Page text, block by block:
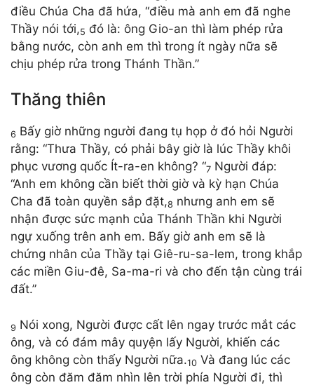
điều Chúa Cha đã hứa, “điều mà anh em đã nghe
Thầy nói tới,5 đó là: ông Gio-an thì làm phép rửa
bằng nước, còn anh em thì trong ít ngày nữa sẽ
chịu phép rửa trong Thánh Thần.”
Thăng thiên
6 Bấy giờ những người đang tụ họp ở đó hỏi Người
rằng: “Thưa Thầy, có phải bây giờ là lúc Thầy khôi
phục vương quốc Ít-ra-en không? “7 Người đáp:
“Anh em không cần biết thời giờ và kỳ hạn Chúa
Cha đã toàn quyền sắp đặt,8 nhưng anh em sẽ
nhận được sức mạnh của Thánh Thần khi Người
ngự xuống trên anh em. Bấy giờ anh em sẽ là
chứng nhân của Thầy tại Giê-ru-sa-lem, trong khắp
các miền Giu-đê, Sa-ma-ri và cho đến tận cùng trái
đất.”
9 Nói xong, Người được cất lên ngay trước mắt các
ông, và có đám mây quyện lấy Người, khiến các
ông không còn thấy Người nữa.10 Và đang lúc các
ông còn đăm đăm nhìn lên trời phía Người đi, thì